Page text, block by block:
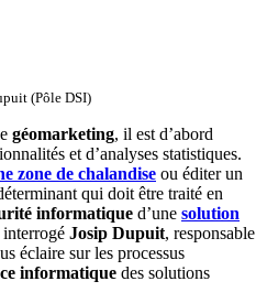
(Pôle DSI)
géomarketing, il est d’abord
et d’analyses statistiques.
zone de chalandise ou éditer un
qui doit être traité en
informatique d’une solution
Josip Dupuit, responsable
éclaire sur les processus
informatique des solutions